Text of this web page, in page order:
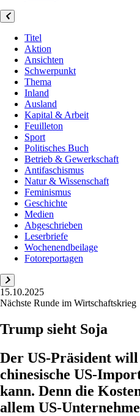
Titel
Aktion
Ansichten
Schwerpunkt
Thema
Inland
Ausland
Kapital & Arbeit
Feuilleton
Sport
Politisches Buch
Betrieb & Gewerkschaft
Antifaschismus
Natur & Wissenschaft
Feminismus
Geschichte
Medien
Abgeschrieben
Leserbriefe
Wochenendbeilage
Fotoreportagen
15.10.2025
Nächste Runde im Wirtschaftskrieg
Trump sieht Soja
Der US-Präsident
chinesische US-
kann. Denn die
allem US-